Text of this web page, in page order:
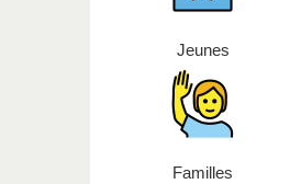
Jeunes
Familles